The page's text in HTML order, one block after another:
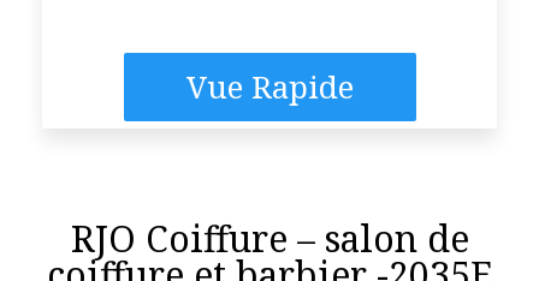
Vue Rapide
RJO Coiffure – salon de